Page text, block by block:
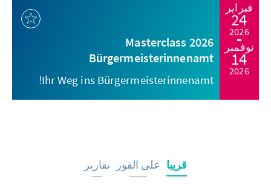
فبراير
24
2026
نوفمبر
14
2026
Masterclass 2026
Bürgermeisterinnenamt
Ihr Weg ins Bürgermeisterinnenamt!
قريبا على الفور تقارير